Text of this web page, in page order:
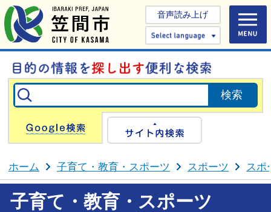
音声読み上げ
Select
Google検索
ホーム 子育て・教育・スポーツ スポーツ スポ
子育て・教育・スポーツ